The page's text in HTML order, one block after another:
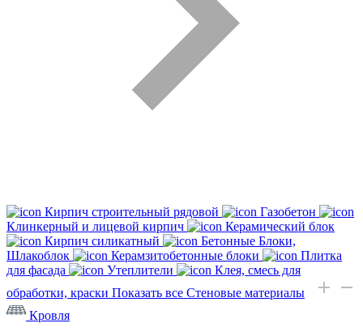
Кирпич строительный рядовой
Газобетон
Клинкерный и лицевой кирпич
Керамический блок
Кирпич силикатный
Бетонные Блоки,
Шлакоблок
Керамзитобетонные блоки
Плитка
для фасада
Утеплители
Клея, смесь для
обработки, краски Показать все Стеновые материалы
Кровля